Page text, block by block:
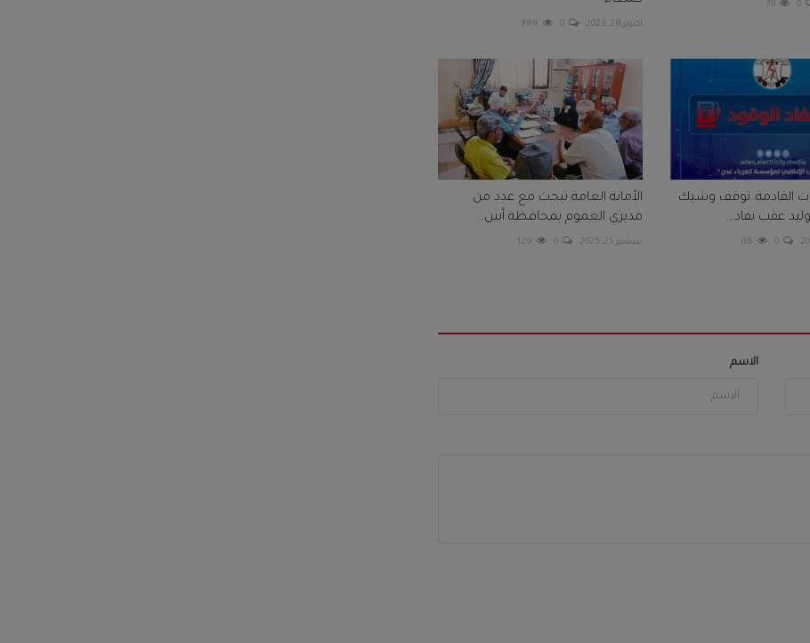
0
70
أكتوبر 28, 2023 0
389
القادمة..توقف وشيك
عقب نفاد...
0
66
الأمانة العامة تبحث مع عدد من
مديري العموم بمحافظة أبين...
سبتمبر 25, 2025 0
129
الاسم